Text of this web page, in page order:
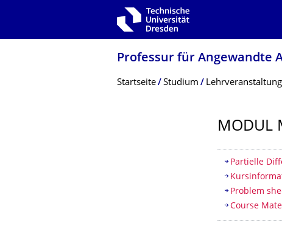
Zur Hauptnavigation springen
Professur für Angewandte
Breadcrumb-Menü
Startseite Studium
MODUL
Partielle
Problem
Course